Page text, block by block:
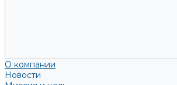
О компании
Новости